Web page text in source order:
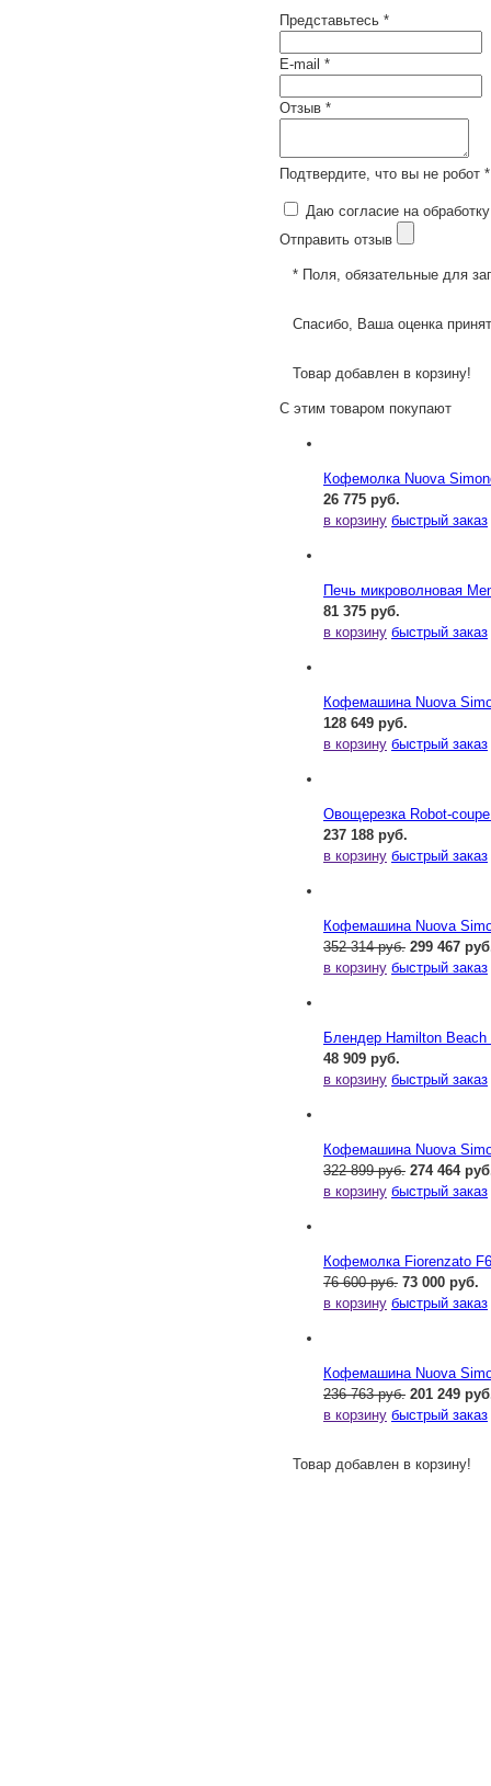
Представьтесь *
E-mail *
Отзыв *
Подтвердите, что вы не робот *
Даю согласие на
Отправить отзыв
* Поля, обязательные для
Спасибо, Ваша оценка
Товар добавлен в корзину!
С этим товаром покупают
Кофемолка Nuova
26 775 руб.
в корзину быстрый заказ
Печь микроволновая
81 375 руб.
в корзину быстрый заказ
Кофемашина Nuova
128 649 руб.
в корзину быстрый заказ
Овощерезка Robot-
237 188 руб.
в корзину быстрый заказ
Кофемашина Nuova
352 314 руб. 299 467
в корзину быстрый заказ
Блендер Hamilton Beach
48 909 руб.
в корзину быстрый заказ
Кофемашина Nuova
322 899 руб. 274 464
в корзину быстрый заказ
Кофемолка Fiorenzato
76 600 руб. 73 000 руб.
в корзину быстрый заказ
Кофемашина Nuova
236 763 руб. 201 249
в корзину быстрый заказ
Товар добавлен в корзину!